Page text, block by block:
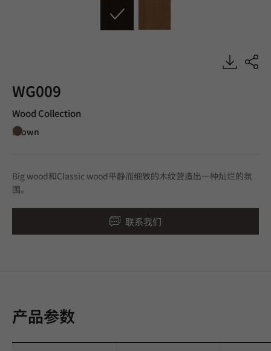
WG009
Wood Collection
Brown
Big wood和Classic wood平静而细致的木纹营造出一种灿烂的氛
围。
联系我们
产品参数